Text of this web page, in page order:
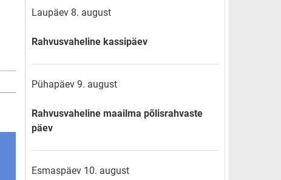
Laupäev 8. august
Rahvusvaheline kassipäev
Pühapäev 9. august
Rahvusvaheline maailma põlisrahvaste
päev
Esmaspäev 10. august